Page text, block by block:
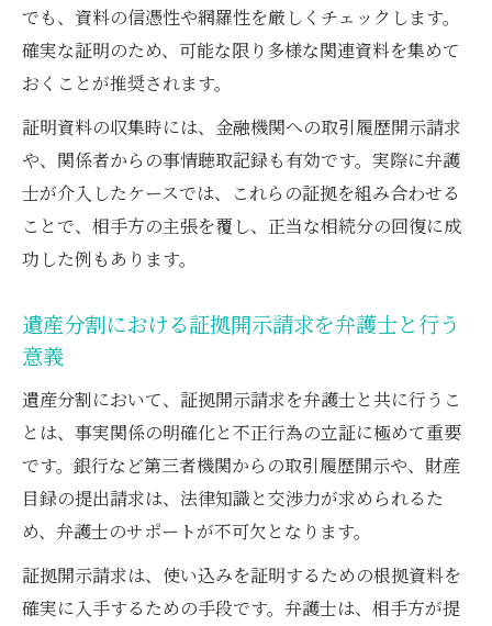
でも、資料の信憑性や網羅性を厳しくチェックします。
確実な証明のため、可能な限り多様な関連資料を集めて
おくことが推奨されます。
証明資料の収集時には、金融機関への取引履歴開示請求
や、関係者からの事情聴取記録も有効です。実際に弁護
士が介入したケースでは、これらの証拠を組み合わせる
ことで、相手方の主張を覆し、正当な相続分の回復に成
功した例もあります。
遺産分割における証拠開示請求を弁護士と行う
意義
遺産分割において、証拠開示請求を弁護士と共に行うこ
とは、事実関係の明確化と不正行為の立証に極めて重要
です。銀行など第三者機関からの取引履歴開示や、財産
目録の提出請求は、法律知識と交渉力が求められるた
め、弁護士のサポートが不可欠となります。
証拠開示請求は、使い込みを証明するための根拠資料を
確実に入手するための手段です。弁護士は、相手方が提